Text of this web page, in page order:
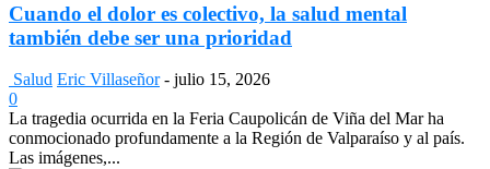
Cuando el dolor es colectivo, la salud mental
también debe ser una prioridad
Salud Eric Villaseñor - julio 15, 2026
0
La tragedia ocurrida en la Feria Caupolicán de Viña del Mar ha
conmocionado profundamente a la Región de Valparaíso y al país.
Las imágenes,...